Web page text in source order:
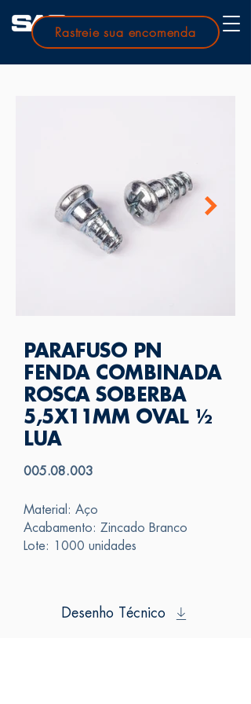
Rastreie sua encomenda
PARAFUSO PN
FENDA COMBINADA
ROSCA SOBERBA
5,5X11MM OVAL ½
LUA
005.08.003
Material: Aço
Acabamento: Zincado Branco
Lote: 1000 unidades
Desenho Técnico